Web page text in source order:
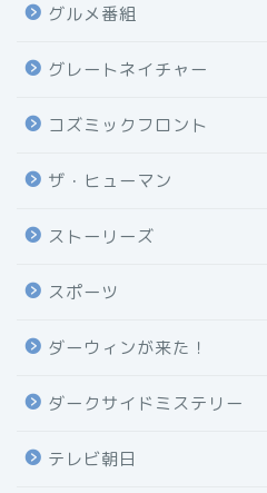
グルメ番組
グレートネイチャー
コズミックフロント
ザ・ヒューマン
ストーリーズ
スポーツ
ダーウィンが来た！
ダークサイドミステリー
テレビ朝日